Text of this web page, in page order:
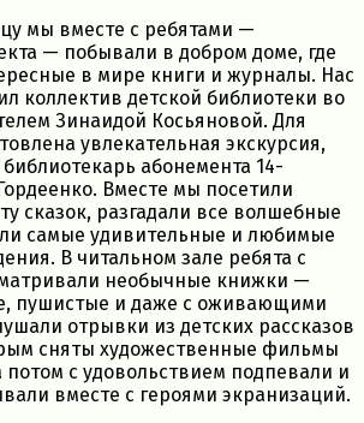
мы вместе с ребятами —
— побывали в добром доме, где
в мире книги и журналы. Нас
коллектив детской библиотеки во
Зинаидой Косьяновой. Для
увлекательная экскурсия,
абонемента 14-
Вместе мы посетили
сказок, разгадали все волшебные
самые удивительные и любимые
В читальном зале ребята с
необычные книжки —
пушистые и даже с оживающими
отрывки из детских рассказов
сняты художественные фильмы
с удовольствием подпевали и
вместе с героями экранизаций.